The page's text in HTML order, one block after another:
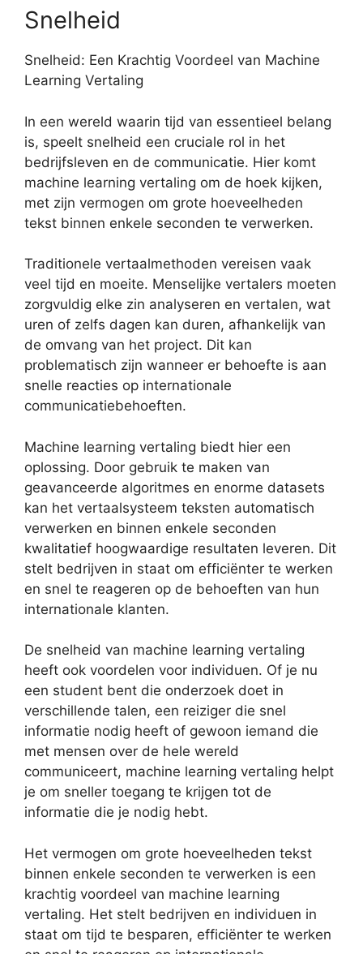
Snelheid
Snelheid: Een Krachtig Voordeel van Machine
Learning Vertaling
In een wereld waarin tijd van essentieel belang
is, speelt snelheid een cruciale rol in het
bedrijfsleven en de communicatie. Hier komt
machine learning vertaling om de hoek kijken,
met zijn vermogen om grote hoeveelheden
tekst binnen enkele seconden te verwerken.
Traditionele vertaalmethoden vereisen vaak
veel tijd en moeite. Menselijke vertalers moeten
zorgvuldig elke zin analyseren en vertalen, wat
uren of zelfs dagen kan duren, afhankelijk van
de omvang van het project. Dit kan
problematisch zijn wanneer er behoefte is aan
snelle reacties op internationale
communicatiebehoeften.
Machine learning vertaling biedt hier een
oplossing. Door gebruik te maken van
geavanceerde algoritmes en enorme datasets
kan het vertaalsysteem teksten automatisch
verwerken en binnen enkele seconden
kwalitatief hoogwaardige resultaten leveren. Dit
stelt bedrijven in staat om efficiënter te werken
en snel te reageren op de behoeften van hun
internationale klanten.
De snelheid van machine learning vertaling
heeft ook voordelen voor individuen. Of je nu
een student bent die onderzoek doet in
verschillende talen, een reiziger die snel
informatie nodig heeft of gewoon iemand die
met mensen over de hele wereld
communiceert, machine learning vertaling helpt
je om sneller toegang te krijgen tot de
informatie die je nodig hebt.
Het vermogen om grote hoeveelheden tekst
binnen enkele seconden te verwerken is een
krachtig voordeel van machine learning
vertaling. Het stelt bedrijven en individuen in
staat om tijd te besparen, efficiënter te werken